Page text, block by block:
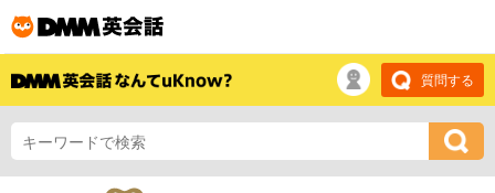
質問する